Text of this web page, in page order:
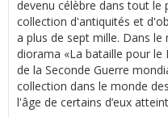
devenu célèbre dans tout le
collection d'antiquités et
a plus de sept mille. Dans
diorama «La bataille pour le
de la Seconde Guerre
collection dans le monde
l'âge de certains d’eux